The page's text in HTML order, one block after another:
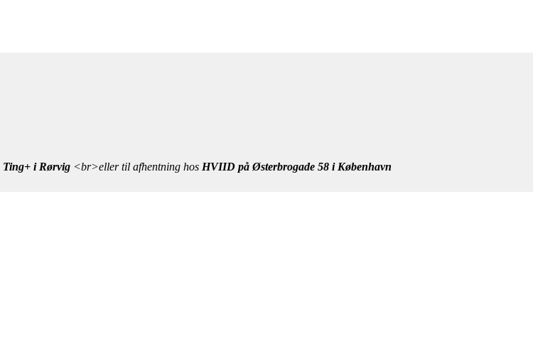
Ting+ i Rørvig<br>eller til afhentning hos HVIID på Østerbrogade 58 i København